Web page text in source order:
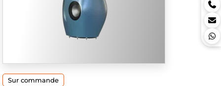
Sur commande